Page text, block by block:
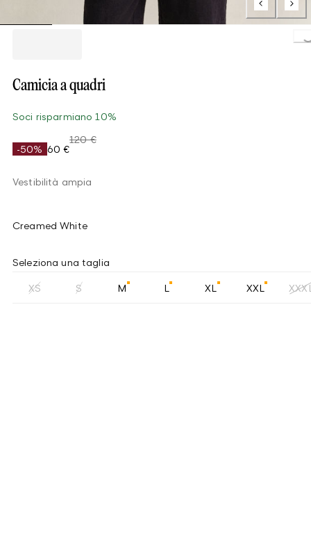
Camicia a quadri
Soci risparmiano 10%
-50% 60 €
120 €
Vestibilità ampia
Creamed White
Seleziona una taglia
XS S M L XL XXL